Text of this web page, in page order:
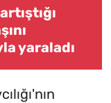
yaraladı